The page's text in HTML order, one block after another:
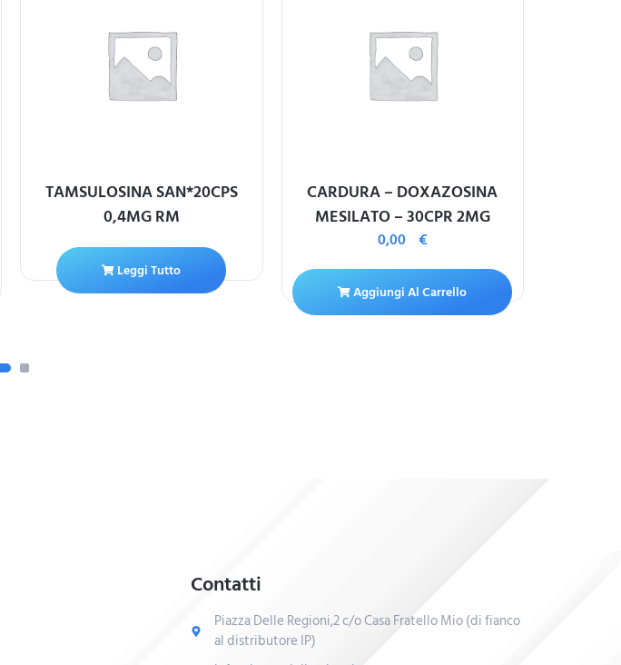
TAMSULOSINA SAN*20CPS
0,4MG RM
Leggi Tutto
CARDURA – DOXAZOSINA
MESILATO – 30CPR 2MG
0,00 €
Aggiungi Al Carrello
Contatti
Piazza Delle Regioni,2 c/o Casa Fratello Mio (di fianco
al distributore IP)